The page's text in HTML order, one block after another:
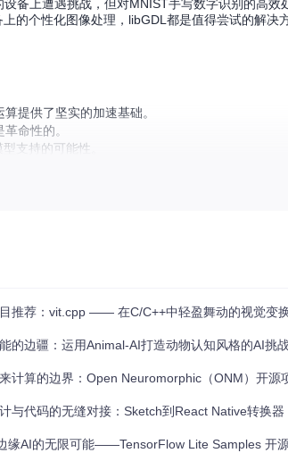
备上遭遇挑战，但对MNIST手写数字识别的高效
的个性化图像处理，libGDL都是值得尝试的解决方
提供了坚实的加速基础。
命性的。
支持的可能性。
推荐：vit.cpp —— 在C/C++中轻盈舞动的视觉变
的边疆：运用Animal-AI打造动物认知风格的AI挑
计算的边界：Open Neuromorphic（ONM）开源项目深
与代码的无缝对接：Sketch到React Native转换器
缘AI的无限可能——TensorFlow Lite Samples 开源项